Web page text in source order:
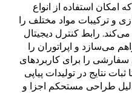
امکان استفاده از انواع
و ترکیبات مواد مختلف را
رابط کنترل دیجیتال
می‌سازد و اپراتوران را
را برای کاربردهای
نتایج در تولیدات پیاپی
طراحی مستحکم اجزا و